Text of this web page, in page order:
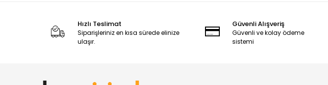
Hızlı Teslimat
Siparişleriniz en kısa sürede elinize
ulaşır.
Güvenli Alışveriş
Güvenli ve kolay ödeme
sistemi